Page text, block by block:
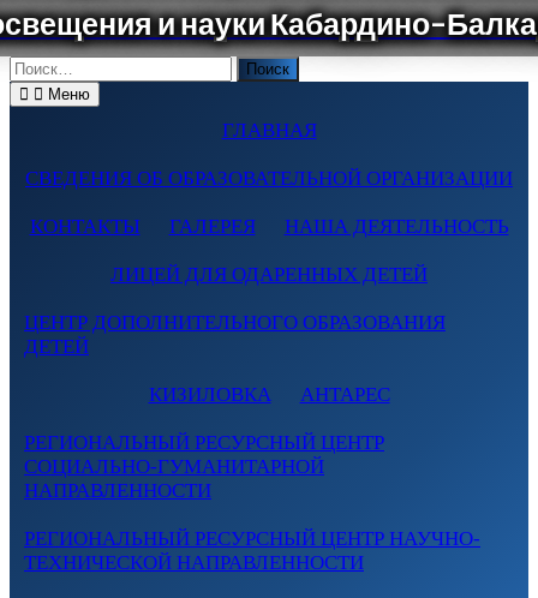
Поиск
по:
Меню
ГЛАВНАЯ
СВЕДЕНИЯ ОБ ОБРАЗОВАТЕЛЬНОЙ ОРГАНИЗАЦИИ
КОНТАКТЫ ГАЛЕРЕЯ НАША ДЕЯТЕЛЬНОСТЬ
ЛИЦЕЙ ДЛЯ ОДАРЕННЫХ ДЕТЕЙ
ЦЕНТР ДОПОЛНИТЕЛЬНОГО ОБРАЗОВАНИЯ
ДЕТЕЙ
КИЗИЛОВКА АНТАРЕС
РЕГИОНАЛЬНЫЙ РЕСУРСНЫЙ ЦЕНТР
СОЦИАЛЬНО-ГУМАНИТАРНОЙ
НАПРАВЛЕННОСТИ
РЕГИОНАЛЬНЫЙ РЕСУРСНЫЙ ЦЕНТР НАУЧНО-
ТЕХНИЧЕСКОЙ НАПРАВЛЕННОСТИ